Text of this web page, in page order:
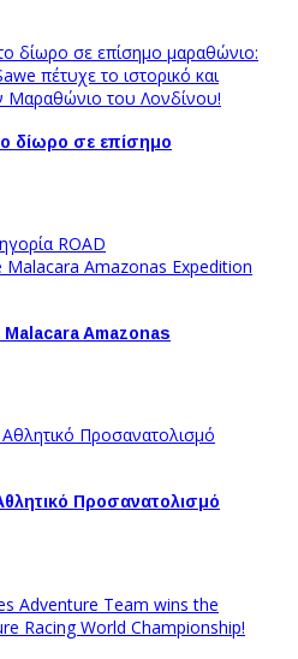
δίωρο σε επίσημο
ROAD
Amazonas
Προσανατολισμό